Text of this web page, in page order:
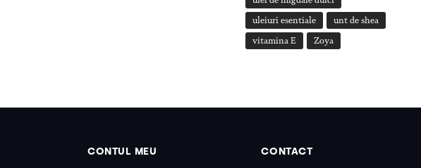
uleiuri esentiale unt de shea
vitamina E Zoya
CONTUL MEU CONTACT